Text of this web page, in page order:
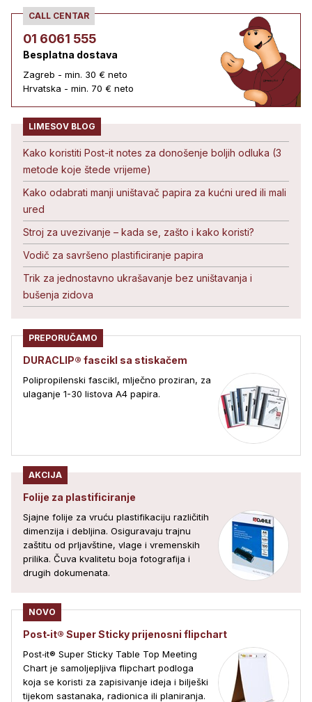
CALL CENTAR
01 6061 555
Besplatna dostava
Zagreb - min. 30 € neto
Hrvatska - min. 70 € neto
LIMESOV BLOG
Kako koristiti Post-it notes za donošenje boljih odluka (3
metode koje štede vrijeme)
Kako odabrati manji uništavač papira za kućni ured ili mali
ured
Stroj za uvezivanje – kada se, zašto i kako koristi?
Vodič za savršeno plastificiranje papira
Trik za jednostavno ukrašavanje bez uništavanja i
bušenja zidova
PREPORUČAMO
DURACLIP® fascikl sa stiskačem
Polipropilenski fascikl, mlječno proziran, za
ulaganje 1-30 listova A4 papira.
AKCIJA
Folije za plastificiranje
Sjajne folije za vruću plastifikaciju različitih
dimenzija i debljina. Osiguravaju trajnu
zaštitu od prljavštine, vlage i vremenskih
prilika. Čuva kvalitetu boja fotografija i
drugih dokumenata.
NOVO
Post‑it® Super Sticky prijenosni flipchart
Post‑it® Super Sticky Table Top Meeting
Chart je samoljepljiva flipchart podloga
koja se koristi za zapisivanje ideja i bilješki
tijekom sastanaka, radionica ili planiranja.